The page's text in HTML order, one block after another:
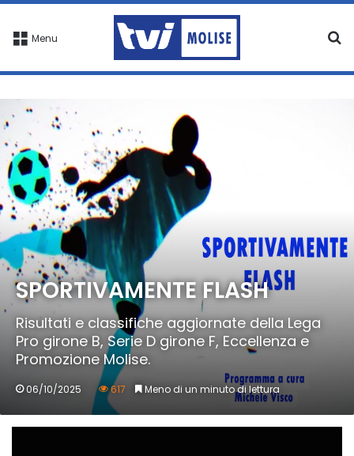
Menu
SPORTIVAMENTE FLASH
Risultati e classifiche aggiornate della Lega
Pro girone B, Serie D girone F, Eccellenza e
Promozione Molise.
06/10/2025 617 Meno di un minuto di lettura